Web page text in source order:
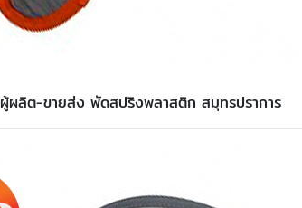
ผู้ผลิต-ขายส่ง พัดสปริงพลาสติก สมุทรปราการ